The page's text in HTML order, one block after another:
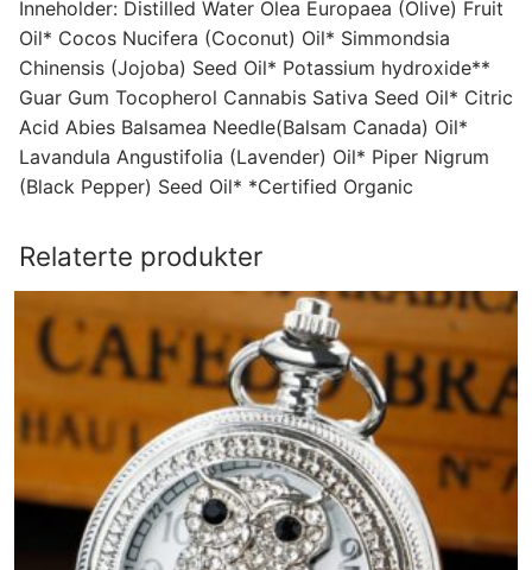
Inneholder: Distilled Water Olea Europaea (Olive) Fruit
Oil* Cocos Nucifera (Coconut) Oil* Simmondsia
Chinensis (Jojoba) Seed Oil* Potassium hydroxide**
Guar Gum Tocopherol Cannabis Sativa Seed Oil* Citric
Acid Abies Balsamea Needle(Balsam Canada) Oil*
Lavandula Angustifolia (Lavender) Oil* Piper Nigrum
(Black Pepper) Seed Oil* *Certified Organic
Relaterte produkter